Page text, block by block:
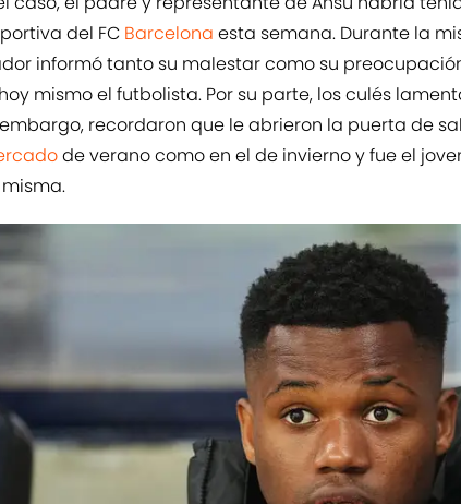
del FC Barcelona esta semana. Durante la
informó tanto su malestar como su
mismo el futbolista. Por su parte, los culés
embargo, recordaron que le abrieron la puerta de
de verano como en el de invierno y fue el